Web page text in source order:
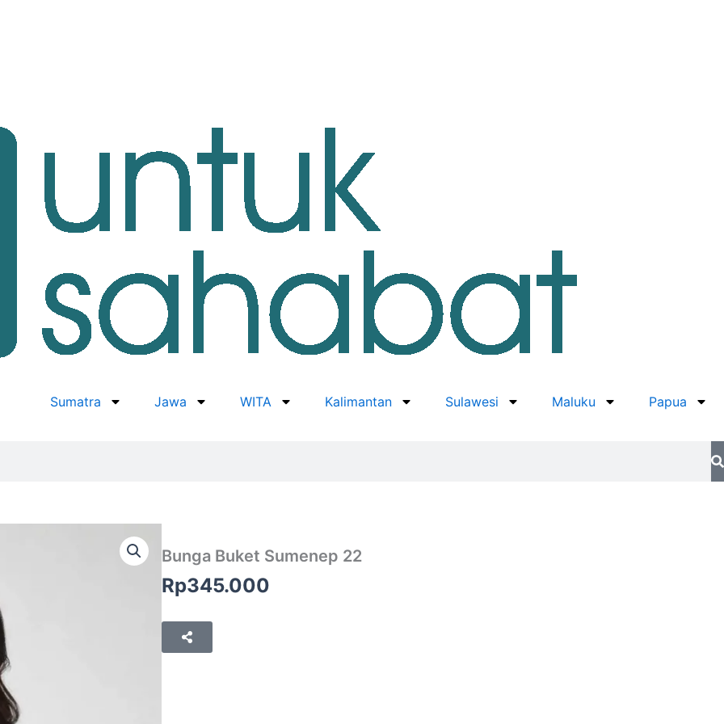
Sumatra Jawa WITA Kalimantan Sulawesi Maluku Papua
Bunga Buket Sumenep 22
Rp345.000